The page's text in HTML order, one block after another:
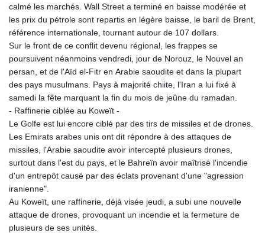
calmé les marchés. Wall Street a terminé en baisse modérée et
les prix du pétrole sont repartis en légère baisse, le baril de Brent,
référence internationale, tournant autour de 107 dollars.
Sur le front de ce conflit devenu régional, les frappes se
poursuivent néanmoins vendredi, jour de Norouz, le Nouvel an
persan, et de l'Aïd el-Fitr en Arabie saoudite et dans la plupart
des pays musulmans. Pays à majorité chiite, l'Iran a lui fixé à
samedi la fête marquant la fin du mois de jeûne du ramadan.
- Raffinerie ciblée au Koweït -
Le Golfe est lui encore ciblé par des tirs de missiles et de drones.
Les Emirats arabes unis ont dit répondre à des attaques de
missiles, l'Arabie saoudite avoir intercepté plusieurs drones,
surtout dans l'est du pays, et le Bahreïn avoir maîtrisé l'incendie
d'un entrepôt causé par des éclats provenant d'une "agression
iranienne".
Au Koweït, une raffinerie, déjà visée jeudi, a subi une nouvelle
attaque de drones, provoquant un incendie et la fermeture de
plusieurs de ses unités.